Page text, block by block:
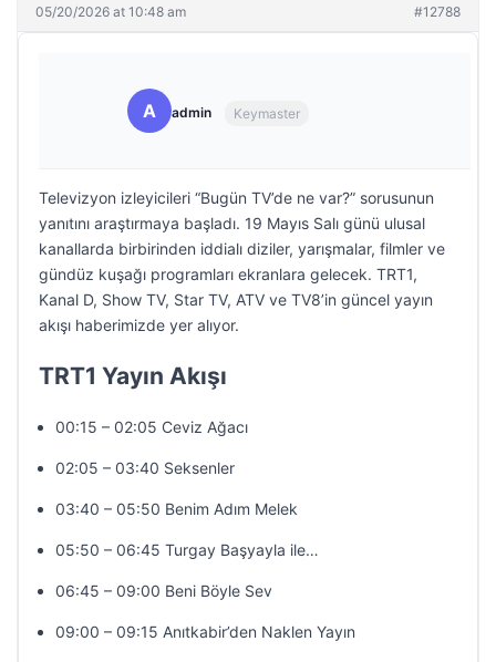
05/20/2026 at 10:48 am #12788
A admin Keymaster
Televizyon izleyicileri “Bugün TV’de ne var?” sorusunun
yanıtını araştırmaya başladı. 19 Mayıs Salı günü ulusal
kanallarda birbirinden iddialı diziler, yarışmalar, filmler ve
gündüz kuşağı programları ekranlara gelecek. TRT1,
Kanal D, Show TV, Star TV, ATV ve TV8’in güncel yayın
akışı haberimizde yer alıyor.
TRT1 Yayın Akışı
00:15 – 02:05 Ceviz Ağacı
02:05 – 03:40 Seksenler
03:40 – 05:50 Benim Adım Melek
05:50 – 06:45 Turgay Başyayla ile…
06:45 – 09:00 Beni Böyle Sev
09:00 – 09:15 Anıtkabir’den Naklen Yayın